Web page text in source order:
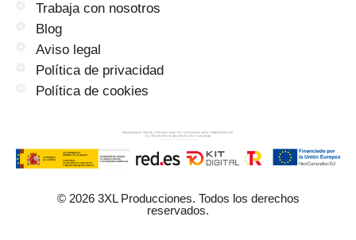
Trabaja con nosotros
Blog
Aviso legal
Política de privacidad
Política de cookies
© 2026 3XL Producciones. Todos los derechos
reservados.